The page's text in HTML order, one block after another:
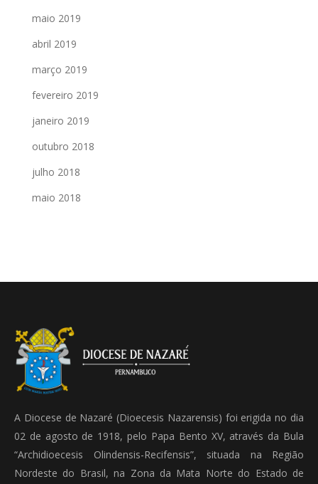
maio 2019
abril 2019
março 2019
fevereiro 2019
janeiro 2019
outubro 2018
julho 2018
maio 2018
A Diocese de Nazaré (Dioecesis Nazarensis) foi erigida no dia
02 de agosto de 1918, pelo Papa Bento XV, através da Bula
“Archidioecesis Olindensis-Recifensis”, situada na Região
Nordeste do Brasil, na Zona da Mata Norte do Estado de